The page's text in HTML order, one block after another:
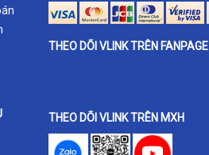
THEO DÕI VLINK TRÊN FANPAGE
THEO DÕI VLINK TRÊN MXH